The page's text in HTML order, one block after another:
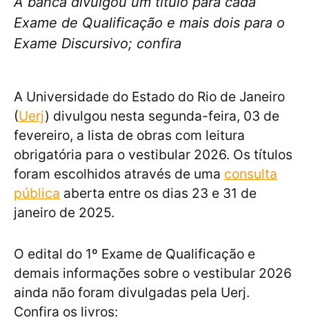
Exame de Qualificação e mais dois para o
Exame Discursivo; confira
A Universidade do Estado do Rio de Janeiro
(Uerj) divulgou nesta segunda-feira, 03 de
fevereiro, a lista de obras com leitura
obrigatória para o vestibular 2026. Os títulos
foram escolhidos através de uma consulta
pública aberta entre os dias 23 e 31 de
janeiro de 2025.
O edital do 1º Exame de Qualificação e
demais informações sobre o vestibular 2026
ainda não foram divulgadas pela Uerj.
Confira os livros: